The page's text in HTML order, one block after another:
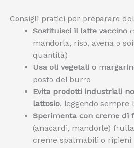
Consigli pratici per preparare
Sostituisci il latte vaccino
mandorla, riso, avena o
quantità)
Usa oli vegetali o
posto del burro
Evita prodotti industriali
lattosio, leggendo sempre
Sperimenta con creme di
(anacardi, mandorle)
creme spalmabili o ripieni